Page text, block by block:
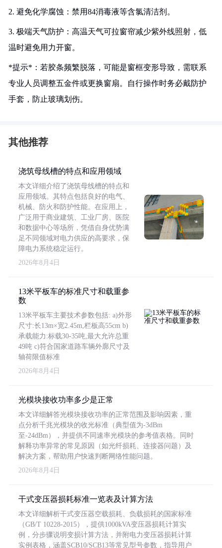
2. 避免化学腐蚀：禁用84消毒液等含氯清洁剂。
3. 极端天气防护：高温天气可拉窗帘减少紫外线照射，低
温时避免用力开窗。
*提示*：若胶条频繁脱落，可能是窗框变形导致，需联系
专业人员调整五金件或更换窗扇。自行操作时务必戴防护
手套，防止玻璃划伤。
其他推荐
浇筑母线槽的特点和应用领域
本文详细介绍了浇筑母线槽的特点和
应用领域。其特点包括良好的电气、
机械、防火和防护性能。在应用上，
广泛用于商业建筑、工业厂房、医院
和数据中心等场所，凭借自身优势满
足不同领域对电力供应的高要求，保
障电力系统稳定运行。
2026年8月4日
13米平板车的标准尺寸和载重参
数
13米平板车主要技术参数包括: a)外形
尺寸:长13m×宽2.45m,栏板高55cm b)
承载能力:标载30-35吨,最大允许总重
49吨 c)符合国家道路车辆外廓尺寸及
轴荷限值标准
2026年8月4日
光模块接收功率多少是正常
本文详细解答光模块接收功率的正常范围及影响因素，重
点分析千兆光模块的收光标准（典型值为-3dBm
至-24dBm），并提供不同速率光模块的参考值表格。同时
解释功率异常的常见原因（如光纤损耗、连接器问题）及
解决方案，帮助用户快速判断网络性能问题。
2026年8月4日
干式变压器损耗标准一览表及计算方法
本文详细解析干式变压器空载损耗、负载损耗的国家标准
（GB/T 10228-2015），提供1000kVA变压器损耗计算实
例，分步骤说明变损计算方法，并附电力变压器损耗计算
实例表格，涵盖SCB10/SCB13等常见型号参数，指导用户